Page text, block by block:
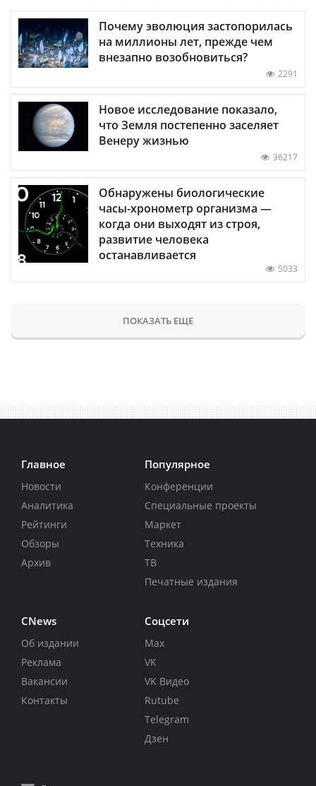
Почему эволюция застопорилась
на миллионы лет, прежде чем
внезапно возобновиться?
2291
Новое исследование показало,
что Земля постепенно заселяет
Венеру жизнью
36217
Обнаружены биологические
часы-хронометр организма —
когда они выходят из строя,
развитие человека
останавливается
5033
ПОКАЗАТЬ ЕЩЕ
Главное
Новости
Аналитика
Рейтинги
Обзоры
Архив
Популярное
Конференции
Специальные проекты
Маркет
Техника
ТВ
Печатные издания
CNews
Об издании
Реклама
Вакансии
Контакты
Соцсети
Max
VK
VK Видео
Rutube
Telegram
Дзен